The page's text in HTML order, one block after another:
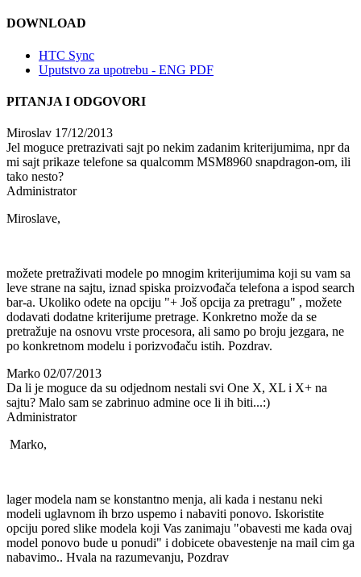
DOWNLOAD
HTC Sync
Uputstvo za upotrebu - ENG PDF
PITANJA I ODGOVORI
Miroslav 17/12/2013
Jel moguce pretrazivati sajt po nekim zadanim kriterijumima, npr da
mi sajt prikaze telefone sa qualcomm MSM8960 snapdragon-om, ili
tako nesto?
Administrator
Miroslave,
možete pretraživati modele po mnogim kriterijumima koji su vam sa
leve strane na sajtu, iznad spiska proizvođača telefona a ispod search
bar-a. Ukoliko odete na opciju "+ Još opcija za pretragu" , možete
dodavati dodatne kriterijume pretrage. Konkretno može da se
pretražuje na osnovu vrste procesora, ali samo po broju jezgara, ne
po konkretnom modelu i porizvođaču istih. Pozdrav.
Marko 02/07/2013
Da li je moguce da su odjednom nestali svi One X, XL i X+ na
sajtu? Malo sam se zabrinuo admine oce li ih biti...:)
Administrator
Marko,
lager modela nam se konstantno menja, ali kada i nestanu neki
modeli uglavnom ih brzo uspemo i nabaviti ponovo. Iskoristite
opciju pored slike modela koji Vas zanimaju "obavesti me kada ovaj
model ponovo bude u ponudi" i dobicete obavestenje na mail cim ga
nabavimo.. Hvala na razumevanju, Pozdrav